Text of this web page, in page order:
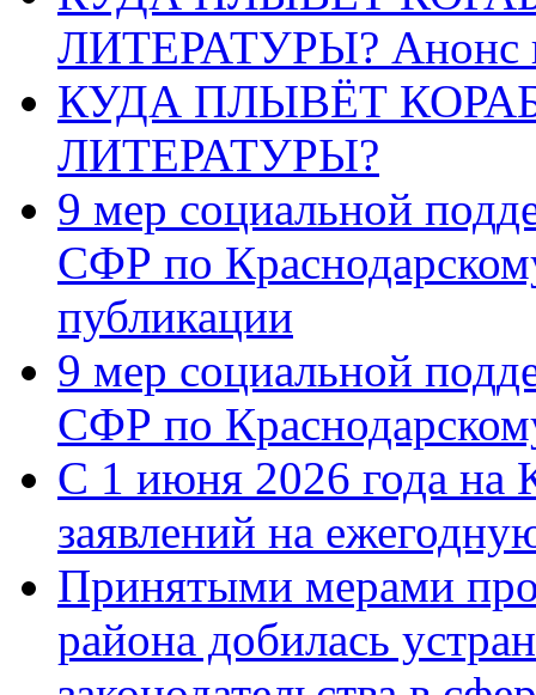
ЛИТЕРАТУРЫ? Анонс
КУДА ПЛЫВЁТ
ЛИТЕРАТУРЫ?
9 мер социальной
СФР по
публикации
9 мер социальной
СФР по
С 1 июня 2026 года на
заявлений на
Принятыми мерами
района добилась